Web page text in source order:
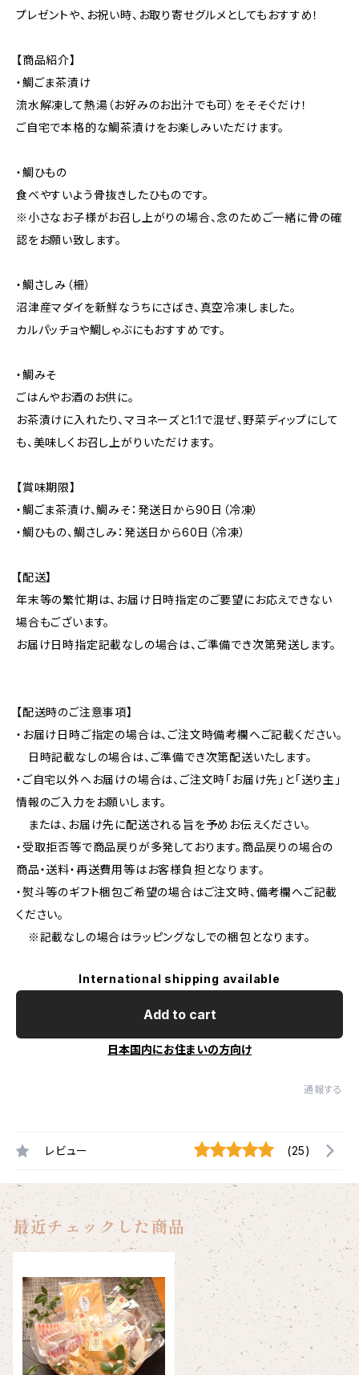
プレゼントや、お祝い時、お取り寄せグルメとしてもおすすめ！
【商品紹介】
・鯛ごま茶漬け
流水解凍して熱湯（お好みのお出汁でも可）をそそぐだけ！
ご自宅で本格的な鯛茶漬けをお楽しみいただけます。
・鯛ひもの
食べやすいよう骨抜きしたひものです。
※小さなお子様がお召し上がりの場合、念のためご一緒に骨の確
認をお願い致します。
・鯛さしみ（柵）
沼津産マダイを新鮮なうちにさばき、真空冷凍しました。
カルパッチョや鯛しゃぶにもおすすめです。
・鯛みそ
ごはんやお酒のお供に。
お茶漬けに入れたり、マヨネーズと1:1で混ぜ、野菜ディップにして
も、美味しくお召し上がりいただけます。
【賞味期限】
・鯛ごま茶漬け、鯛みそ：発送日から90日（冷凍）
・鯛ひもの、鯛さしみ：発送日から60日（冷凍）
【配送】
年末等の繁忙期は、お届け日時指定のご要望にお応えできない
場合もございます。
お届け日時指定記載なしの場合は、ご準備でき次第発送します。
【配送時のご注意事項】
・お届け日時ご指定の場合は、ご注文時備考欄へご記載ください。
日時記載なしの場合は、ご準備でき次第配送いたします。
・ご自宅以外へお届けの場合は、ご注文時「お届け先」と「送り主」
情報のご入力をお願いします。
または、お届け先に配送される旨を予めお伝えください。
・受取拒否等で商品戻りが多発しております。商品戻りの場合の
商品・送料・再送費用等はお客様負担となります。
・熨斗等のギフト梱包ご希望の場合はご注文時、備考欄へご記載
ください。
※記載なしの場合はラッピングなしでの梱包となります。
International shipping available
Add to cart
日本国内にお住まいの方向け
通報する
レビュー (25)
最近チェックした商品